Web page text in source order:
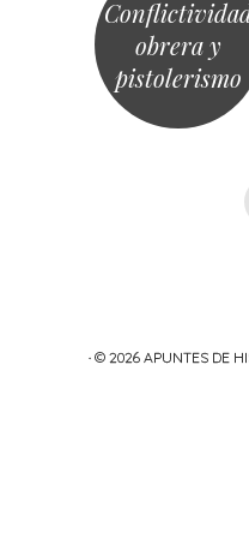
obrera y
pistolerismo
· © 2026 APUNTES DE